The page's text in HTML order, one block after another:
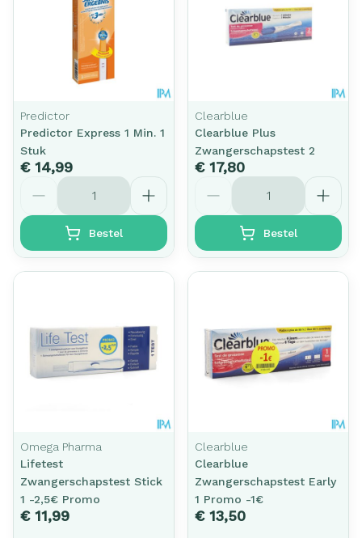
Predictor
Predictor Express 1 Min. 1
Stuk
€ 14,99
Aantal
Bestel
Clearblue
Clearblue Plus
Zwangerschapstest 2
€ 17,80
Aantal
Bestel
Omega Pharma
Lifetest
Zwangerschapstest Stick
1 -2,5€ Promo
€ 11,99
Clearblue
Clearblue
Zwangerschapstest Early
1 Promo -1€
€ 13,50